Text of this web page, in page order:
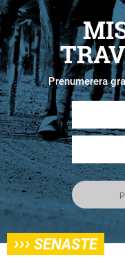
Prenumerera
››› SENASTE